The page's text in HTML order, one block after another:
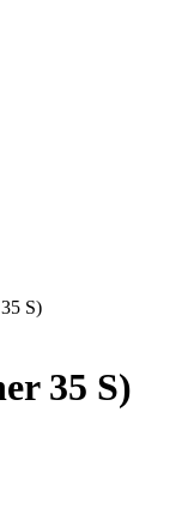
S)
35 S)